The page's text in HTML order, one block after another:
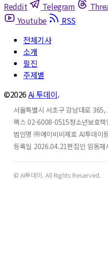
Reddit
Telegram
Youtube
RSS
전체기사
소개
필진
주제별
©2026Ai 투데이.
서울특별시 서초구 강남대로 365,
팩스 02-6008-0515청소년보호책
법인명 ㈜에이비비제호 AI투데이
등록일 2026.04.21편집인 임동재
© AI투데이. All Rights Reserved.